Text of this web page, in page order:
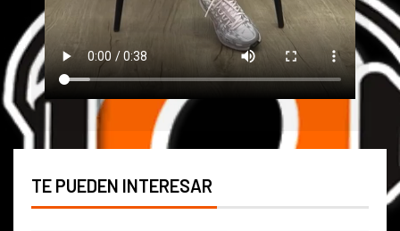
TE PUEDEN INTERESAR